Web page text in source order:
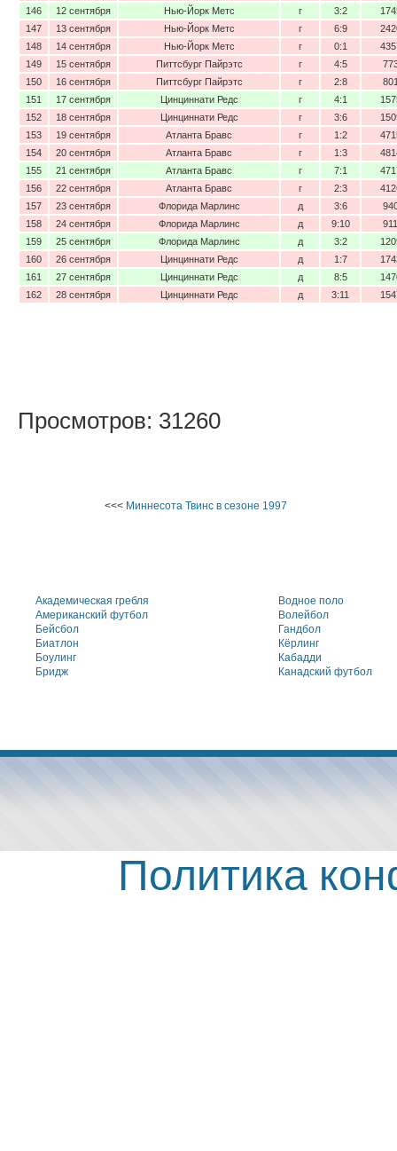
146
12 сентября Нью-Йорк Метс г 3:2
147
13 сентября Нью-Йорк Метс г 6:9
148
14 сентября Нью-Йорк Метс г 0:1
149
15 сентября Питтсбург Пайрэтс г 4:5
150
16 сентября Питтсбург Пайрэтс г 2:8
151
17 сентября Цинциннати Редс г 4:1
152
18 сентября Цинциннати Редс г 3:6
153
19 сентября Атланта Бравс г 1:2
154
20 сентября Атланта Бравс г 1:3
155
21 сентября Атланта Бравс г 7:1
156
22 сентября Атланта Бравс г 2:3
157
23 сентября Флорида Марлинс д 3:6
158
24 сентября Флорида Марлинс д 9:10
159
25 сентября Флорида Марлинс д 3:2
160
26 сентября Цинциннати Редс д 1:7
161
27 сентября Цинциннати Редс д 8:5
162
28 сентября Цинциннати Редс д 3:11
Просмотров: 31260
<<< Миннесота Твинс в сезоне 1997
Академическая гребля
Американский футбол
Бейсбол
Биатлон
Боулинг
Бридж
Водное поло
Волейбол
Гандбол
Кёрлинг
Кабадди
Канадский футбол
Политика